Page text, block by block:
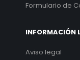
Formulario de
INFORMACIÓN
Aviso legal